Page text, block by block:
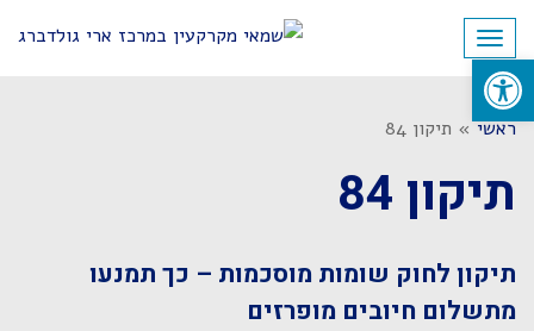
פתח סרגל נגישות
לתוכן
תפריט
ראשי » תיקון 84
תיקון 84
תיקון לחוק שומות מוסכמות – כך תמנעו
מתשלום חיובים מופרזים